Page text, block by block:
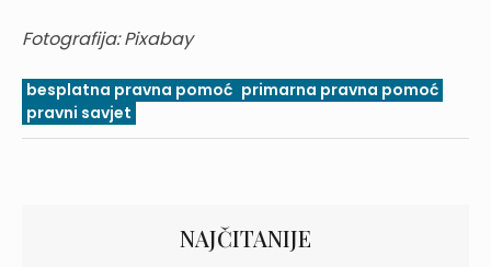
Fotografija: Pixabay
besplatna pravna pomoć primarna pravna pomoć
pravni savjet
NAJČITANIJE